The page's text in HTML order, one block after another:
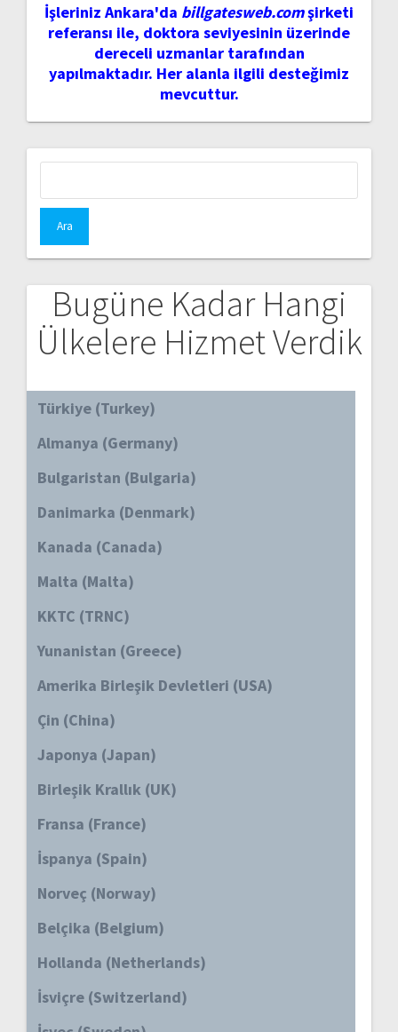
İşleriniz Ankara'da billgatesweb.comşirketi
referansı ile, doktora seviyesinin üzerinde
dereceli uzmanlar tarafından
yapılmaktadır. Her alanla ilgili desteğimiz
mevcuttur.
Bugüne Kadar Hangi
Ülkelere Hizmet Verdik
Türkiye (Turkey)
Almanya (Germany)
Bulgaristan (Bulgaria)
Danimarka (Denmark)
Kanada (Canada)
Malta (Malta)
KKTC (TRNC)
Yunanistan (Greece)
Amerika Birleşik Devletleri (USA)
Çin (China)
Japonya (Japan)
Birleşik Krallık (UK)
Fransa (France)
İspanya (Spain)
Norveç (Norway)
Belçika (Belgium)
Hollanda (Netherlands)
İsviçre (Switzerland)